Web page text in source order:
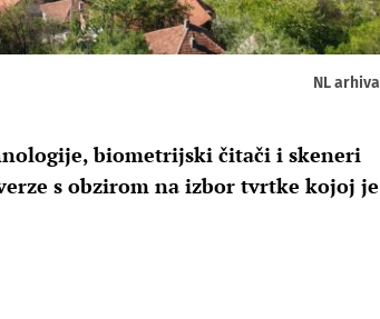
NL arhiva
biometrijski čitači i skeneri
s obzirom na izbor tvrtke kojoj je